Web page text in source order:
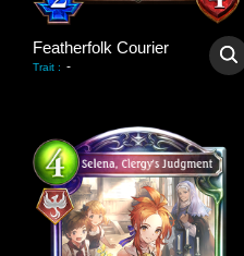
Featherfolk Courier
Trait : -